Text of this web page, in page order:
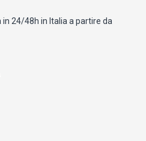
24/48h in Italia a partire da